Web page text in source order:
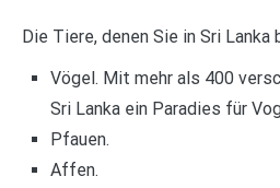
Die Tiere, denen Sie in Sri Lanka
Vögel. Mit mehr als 400
Sri Lanka ein Paradies für
Pfauen.
Affen.